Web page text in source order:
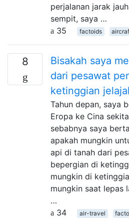
perjalanan jarak
sempit, saya …
35
factoids
8
Bisakah saya
dari pesawat
ketinggian
Tahun depan, saya
Eropa ke Cina
sebabnya saya
apakah mungkin
api di tanah dari
bepergian di
mungkin di
mungkin saat lepas
…
34
air-travel